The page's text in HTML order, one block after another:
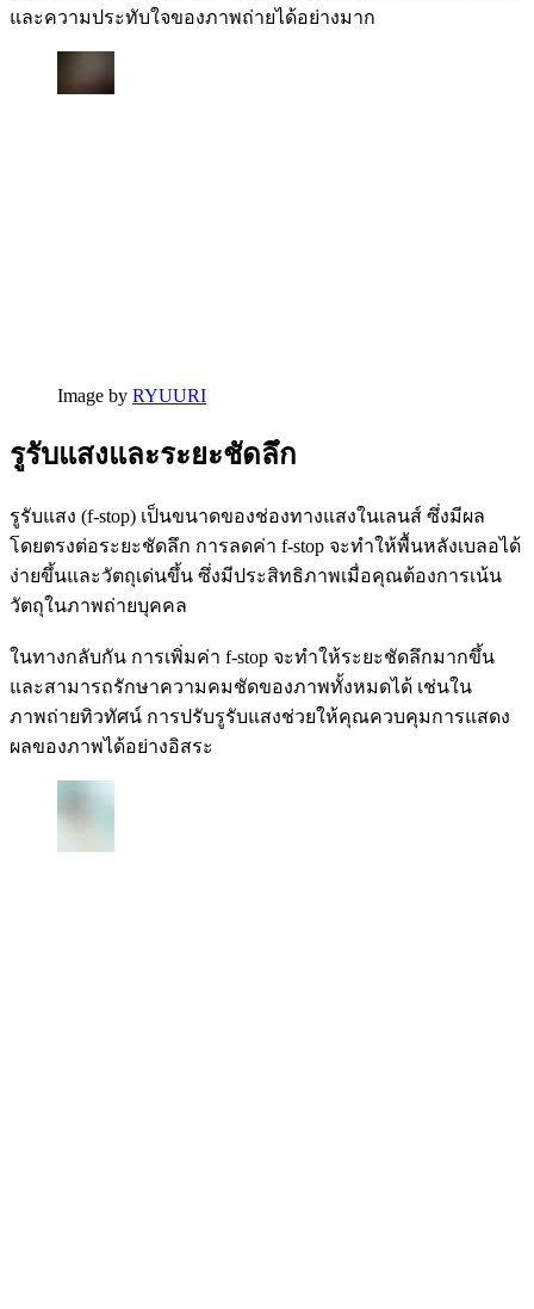
และความประทับใจของภาพถ่ายได้อย่างมาก
Image by RYUURI
รูรับแสงและระยะชัดลึก
รูรับแสง (f-stop) เป็นขนาดของช่องทางแสงในเลนส์ ซึ่งมีผล
โดยตรงต่อระยะชัดลึก การลดค่า f-stop จะทำให้พื้นหลังเบลอได้
ง่ายขึ้นและวัตถุเด่นขึ้น ซึ่งมีประสิทธิภาพเมื่อคุณต้องการเน้น
วัตถุในภาพถ่ายบุคคล
ในทางกลับกัน การเพิ่มค่า f-stop จะทำให้ระยะชัดลึกมากขึ้น
และสามารถรักษาความคมชัดของภาพทั้งหมดได้ เช่นใน
ภาพถ่ายทิวทัศน์ การปรับรูรับแสงช่วยให้คุณควบคุมการแสดง
ผลของภาพได้อย่างอิสระ